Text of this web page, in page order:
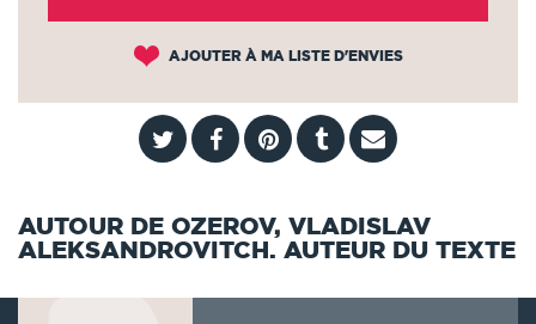
AJOUTER À MA LISTE D'ENVIES
AUTOUR DE OZEROV, VLADISLAV
ALEKSANDROVITCH. AUTEUR DU TEXTE